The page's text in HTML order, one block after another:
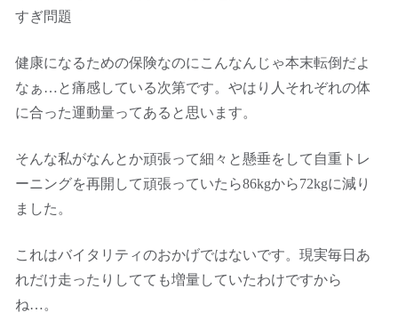
すぎ問題
健康になるための保険なのにこんなんじゃ本末転倒だよ
なぁ…と痛感している次第です。やはり人それぞれの体
に合った運動量ってあると思います。
そんな私がなんとか頑張って細々と懸垂をして自重トレ
ーニングを再開して頑張っていたら86kgから72kgに減り
ました。
これはバイタリティのおかげではないです。現実毎日あ
れだけ走ったりしてても増量していたわけですから
ね…。